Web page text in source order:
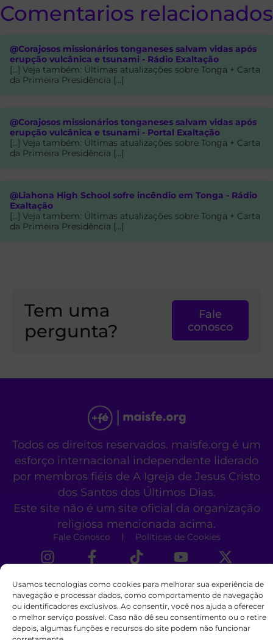
Usamos tecnologias como cookies para melhorar sua experiência de
navegação e processar dados, como comportamento de navegação
ou identificadores exclusivos. Ao consentir, você nos ajuda a oferecer
o melhor serviço possível. Caso não dê seu consentimento ou o retire
depois, algumas funções e recursos do site podem não funcionar
Comentarios relacionados
@Corajosos missionários tonganeses salvam vidas após
erupção vulcânica e tsunami - Rádio Exaltação
[…] Veja também: Últimas atualizações sobre Tonga + Carta
da Primeira Presidência […]
@Corajosos missionários tonganeses salvam vidas após
erupção vulcânica e tsunami - Portal Exaltação
[…] Veja também: Últimas atualizações sobre Tonga + Carta
da Primeira Presidência […]
@Liahona High School sofre incêndio em Tonga - Rádio
Exaltação
[…] Veja tambem: Últimas atualizações sobre Tonga + Carta
da Primeira Presidência […]
Tem uma
pergunta?
Fale
conosco
Todos os direitos reservados. maisfe.org é um
esforço internacional independente liderado
por membros fiéis de A Igreja de Jesus Cristo
dos Santos dos Últimos Dias.
Este site não é um site oficial da organização
religiosa mencionada acima.
Fale Conosco Políticas de Cookies